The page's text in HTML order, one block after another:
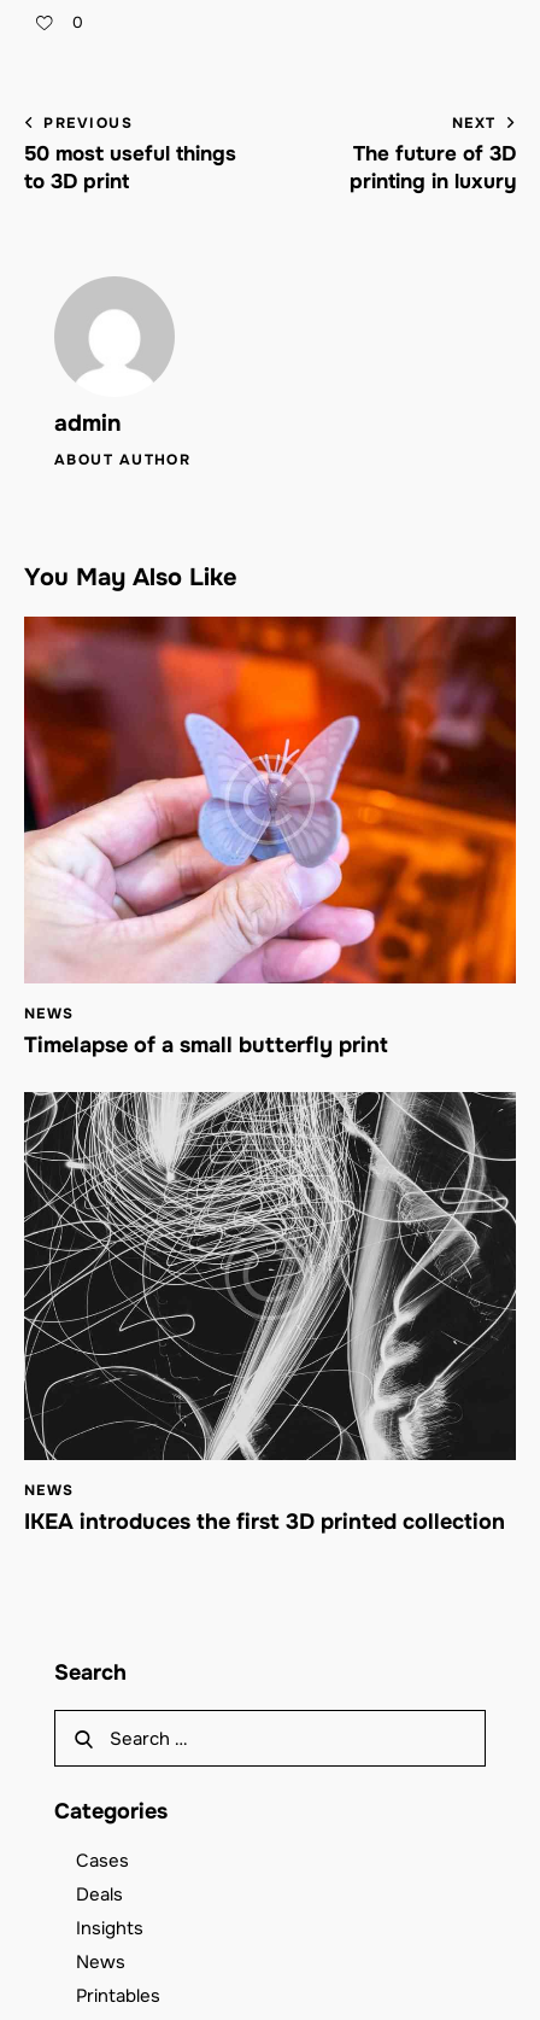
0
PREVIOUS
50 most useful things
to 3D print
NEXT
The future of 3D
printing in luxury
admin
ABOUT AUTHOR
You May Also Like
NEWS
Timelapse of a small butterfly print
NEWS
IKEA introduces the first 3D printed collection
Search
Categories
Cases
Deals
Insights
News
Printables